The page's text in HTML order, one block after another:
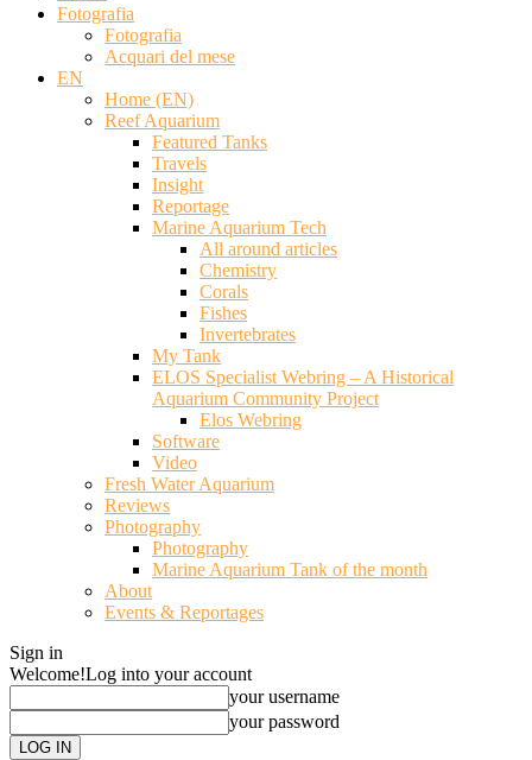
Fotografia
Fotografia
Acquari del mese
EN
Home (EN)
Reef Aquarium
Featured Tanks
Travels
Insight
Reportage
Marine Aquarium Tech
All around articles
Chemistry
Corals
Fishes
Invertebrates
My Tank
ELOS Specialist Webring – A Historical
Aquarium Community Project
Elos Webring
Software
Video
Fresh Water Aquarium
Reviews
Photography
Photography
Marine Aquarium Tank of the month
About
Events & Reportages
Sign in
Welcome!Log into your account
your username
your password